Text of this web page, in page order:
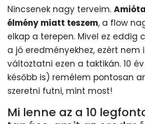
Nincsenek nagy terveim.
élmény miatt teszem, a flow
elkap a terepen. Mivel ez eddig
a jó eredményekhez, ezért nem
változtatni ezen a taktikán. 10
később is) remélem pontosan
szeretni futni, mint most!
Mi lenne az a 10